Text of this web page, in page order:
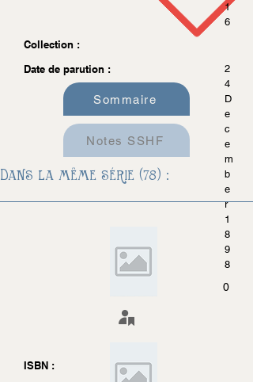
1
6
Collection :
Date de parution :
2
4
D
e
c
e
m
b
e
r
1
8
9
8
0
ISBN :
Sommaire
Notes SSHF
Dans la même série (78) :